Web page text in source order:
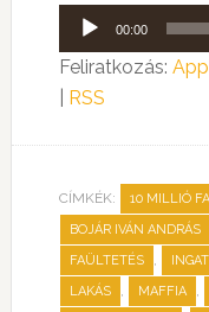
Audió
lejátszó
00:00
Feliratkozás:
RSS
CÍMKÉK: 10 MILLIÓ FA
BOJÁR IVÁN ANDRÁS
FAÜLTETÉS ,
LAKÁS , MAFFIA ,